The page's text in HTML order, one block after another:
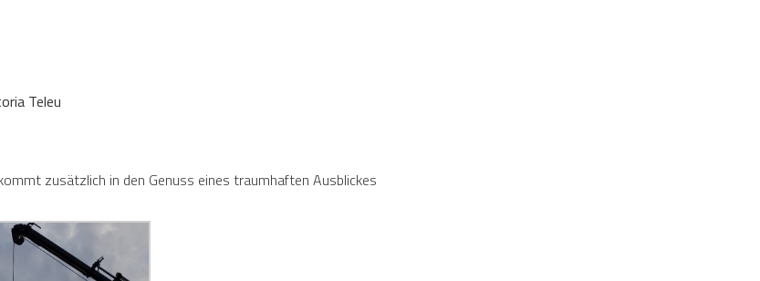
Teleu
zusätzlich in den Genuss eines traumhaften Ausblickes